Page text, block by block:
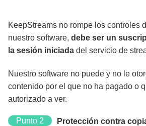
KeepStreams no rompe los controles
nuestro software, debe ser un
la sesión iniciada del servicio de
Nuestro software no puede y no le
contenido por el que no ha pagado o
autorizado a ver.
Punto 2 Protección contra